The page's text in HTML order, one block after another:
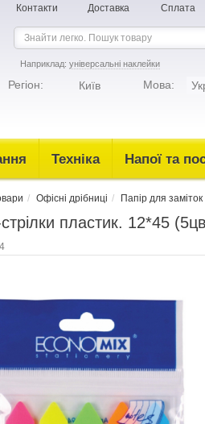
Контакти Доставка Сплата
Наприклад: універсальні наклейки
Регіон: Київ Мова:
Техніка Напої та
Офісні дрібниці Папір для заміток
пластик. 12*45